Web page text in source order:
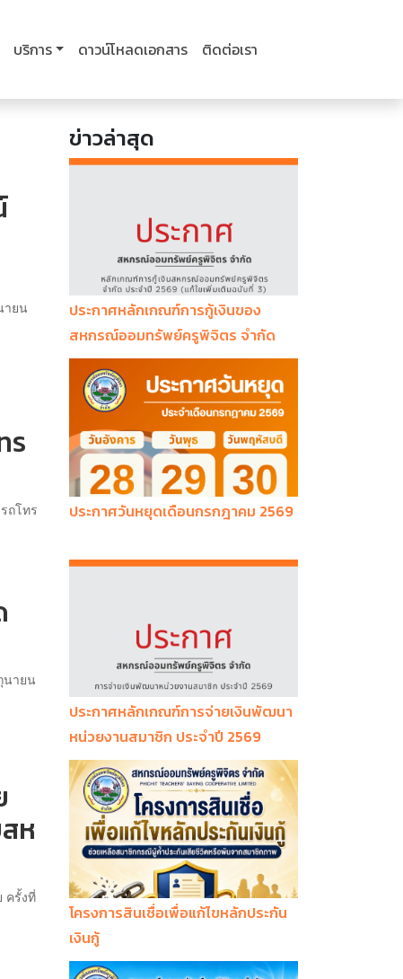
บริการ ดาวน์โหลดเอกสาร ติดต่อเรา
ายน
ร
ถโทร
นายน
ห
ครั้งที่
ข่าวล่าสุด
ประกาศหลักเกณฑ์การกู้เงินของ
สหกรณ์ออมทรัพย์ครูพิจิตร จำกัด
ประจำปี 2569 (แก้ไขเพิ่มเติมฉบับที่ 3)
ประกาศวันหยุดเดือนกรกฎาคม 2569
ประกาศหลักเกณฑ์การจ่ายเงินพัฒนา
หน่วยงานสมาชิก ประจำปี 2569
โครงการสินเชื่อเพื่อแก้ไขหลักประกัน
เงินกู้